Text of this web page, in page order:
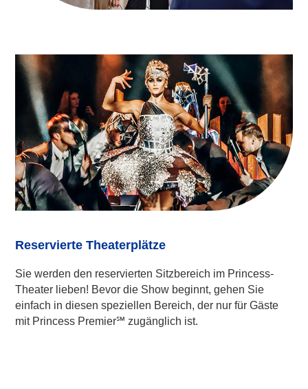
Reservierte Theaterplätze
Sie werden den reservierten Sitzbereich im Princess-
Theater lieben! Bevor die Show beginnt, gehen Sie
einfach in diesen speziellen Bereich, der nur für Gäste
mit Princess Premier℠ zugänglich ist.